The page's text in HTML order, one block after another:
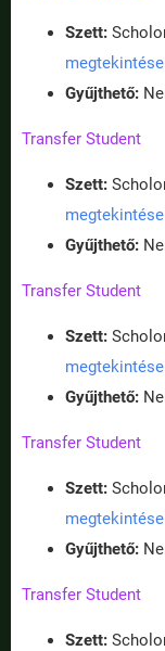
Szett:
megtekintése
Gyűjthető:
Transfer Student
Szett:
megtekintése
Gyűjthető:
Transfer Student
Szett:
megtekintése
Gyűjthető:
Transfer Student
Szett:
megtekintése
Gyűjthető:
Transfer Student
Szett: